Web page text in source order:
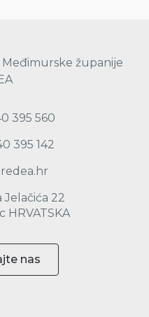
Međimurske županije
395 560
395 142
Jelačića 22
HRVATSKA
nas